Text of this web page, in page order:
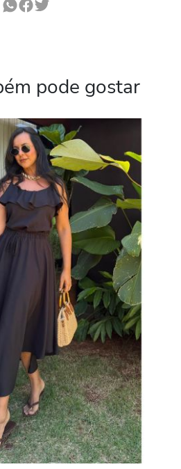
pode gostar